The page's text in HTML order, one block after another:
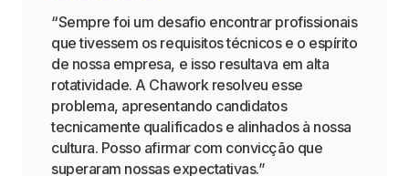
“Sempre foi um desafio encontrar profissionais
que tivessem os requisitos técnicos e o espírito
de nossa empresa, e isso resultava em alta
rotatividade. A Chawork resolveu esse
problema, apresentando candidatos
tecnicamente qualificados e alinhados à nossa
cultura. Posso afirmar com convicção que
superaram nossas expectativas.”